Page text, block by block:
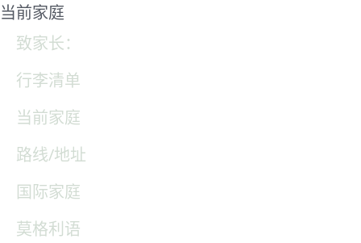
当前家庭
致家长：
行李清单
当前家庭
路线/地址
国际家庭
莫格利语